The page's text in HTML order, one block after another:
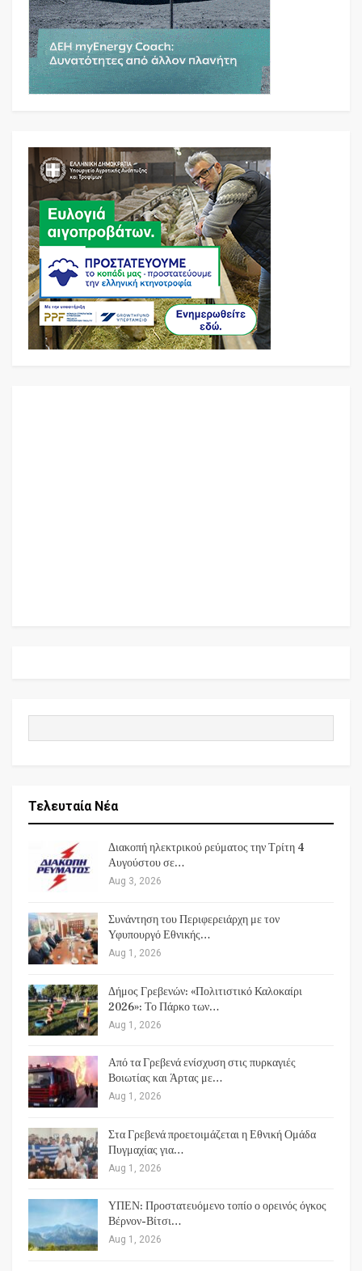
Τελευταία Νέα
Διακοπή ηλεκτρικού ρεύματος την Τρίτη 4
Αυγούστου σε…
Aug 3, 2026
Συνάντηση του Περιφερειάρχη με τον
Υφυπουργό Εθνικής…
Aug 1, 2026
Δήμος Γρεβενών: «Πολιτιστικό Καλοκαίρι
2026»: Το Πάρκο των…
Aug 1, 2026
Από τα Γρεβενά ενίσχυση στις πυρκαγιές
Βοιωτίας και Άρτας με…
Aug 1, 2026
Στα Γρεβενά προετοιμάζεται η Εθνική Ομάδα
Πυγμαχίας για…
Aug 1, 2026
ΥΠΕΝ: Προστατευόμενο τοπίο ο ορεινός όγκος
Βέρνον-Βίτσι…
Aug 1, 2026